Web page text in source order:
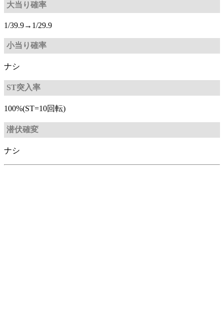
大当り確率
1/39.9→1/29.9
小当り確率
ナシ
ST突入率
100%(ST=10回転)
潜伏確変
ナシ